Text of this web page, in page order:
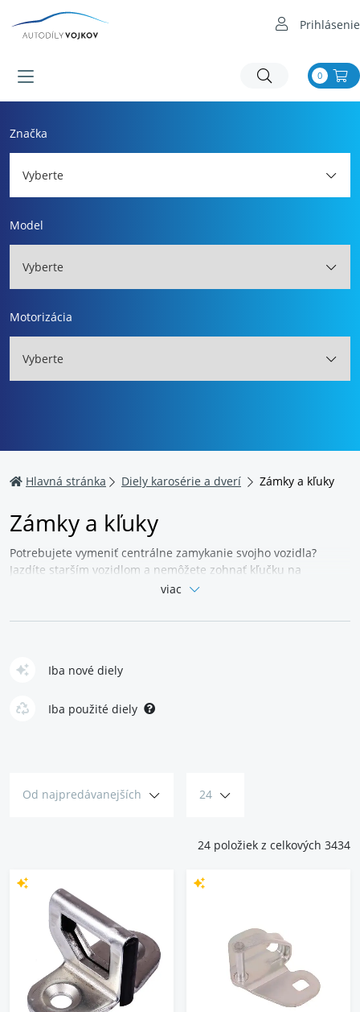
Prihlásenie
0
Značka
Vyberte
Model
Vyberte
Motorizácia
Vyberte
Hlavná stránka Diely karosérie a dverí Zámky a kľuky
Zámky a kľuky
Potrebujete vymeniť centrálne zamykanie svojho vozidla?
Jazdíte starším vozidlom a nemôžete zohnať kľučku na
Vypadla vám kľučka pri dverách?
náhradné diely - v skvelej kvalite a za vynikajúce ceny.
nechýbajú ani kľučky a zámky na posuvné dvere.
typov vozidiel, takže si zaručene vyberiete.
viac
Iba nové diely
Iba použité diely
Od najpredávanejších 24
24 položiek z celkových 3434